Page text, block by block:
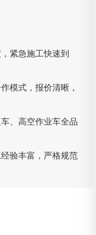
紧急施工快速到
模式，报价清晰，
、高空作业车全品
验丰富，严格规范